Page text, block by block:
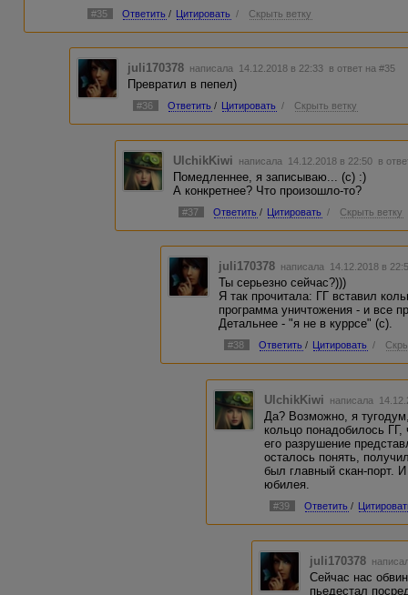
#35 Ответить / Цитировать / Скрыть ветку
juli170378 написала 14.12.2018 в 22:33 в ответ на #35
Превратил в пепел)
#36 Ответить / Цитировать / Скрыть ветку
UlchikKiwi написала 14.12.2018 в 22:50 в
Помедленнее, я записываю... (с) :)
А конкретнее? Что произошло-то?
#37 Ответить / Цитировать / Скрыть ветку
juli170378 написала 14.12.2018 в
Ты серьезно сейчас?)))
Я так прочитала: ГГ вставил
программа уничтожения - и все
Детальнее - "я не в куррсе" (с).
#38 Ответить / Цитировать /
UlchikKiwi написала
Да? Возможно, я
кольцо понадобилось
его разрушение
осталось понять,
был главный скан-порт.
юбилея.
#39 Ответить /
juli170378
Сейчас нас
пьедестал